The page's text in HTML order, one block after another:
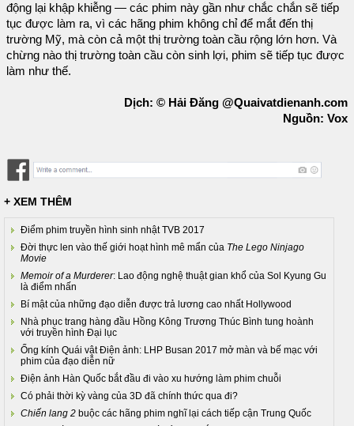
động lại khập khiễng — các phim này gần như chắc chắn sẽ tiếp
tục được làm ra, vì các hãng phim không chỉ để mắt đến thị
trường Mỹ, mà còn cả một thị trường toàn cầu rộng lớn hơn. Và
chừng nào thị trường toàn cầu còn sinh lợi, phim sẽ tiếp tục được
làm như thế.
Dịch: © Hải Đăng @Quaivatdienanh.com
Nguồn: Vox
+ XEM THÊM
Điểm phim truyền hình sinh nhật TVB 2017
Đời thực len vào thế giới hoạt hình mê mẩn của The Lego Ninjago
Movie
Memoir of a Murderer: Lao động nghệ thuật gian khổ của Sol Kyung Gu
là điểm nhấn
Bí mật của những đạo diễn được trả lương cao nhất Hollywood
Nhà phục trang hàng đầu Hồng Kông Trương Thúc Bình tung hoành
với truyền hình Đại lục
Ống kính Quái vật Điện ảnh: LHP Busan 2017 mở màn và bế mạc với
phim của đạo diễn nữ
Điện ảnh Hàn Quốc bắt đầu đi vào xu hướng làm phim chuỗi
Có phải thời kỳ vàng của 3D đã chính thức qua đi?
Chiến lang 2 buộc các hãng phim nghĩ lại cách tiếp cận Trung Quốc